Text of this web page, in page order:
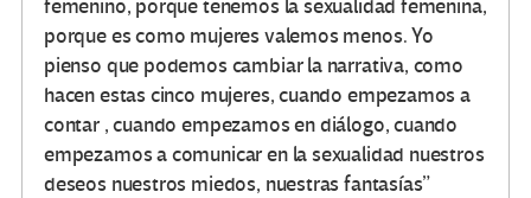
femenino, porque tenemos la sexualidad femenina,
porque es como mujeres valemos menos. Yo
pienso que podemos cambiar la narrativa, como
hacen estas cinco mujeres, cuando empezamos a
contar , cuando empezamos en diálogo, cuando
empezamos a comunicar en la sexualidad nuestros
deseos nuestros miedos, nuestras fantasías”